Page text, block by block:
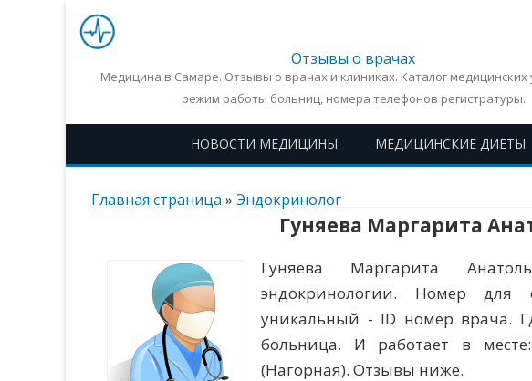
Отзывы о врачах
Медицина в Самаре. Отзывы о врачах и клиниках. Каталог
режим работы больниц, номера телефонов регистратуры.
НОВОСТИ МЕДИЦИНЫ МЕДИЦИНСКИЕ ДИЕТЫ
Главная страница » Эндокринолог
Гуняева Маргарита
Гуняева Маргарита
эндокринологии. Номер для
уникальный - ID номер врача.
больница. И работает в
(Нагорная). Отзывы ниже.